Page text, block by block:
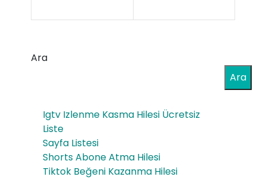
arı
ne
Par
Ara
Ara
Igtv Izlenme Kasma Hilesi Ücretsiz
Liste
Sayfa Listesi
Shorts Abone Atma Hilesi
Tiktok Beğeni Kazanma Hilesi